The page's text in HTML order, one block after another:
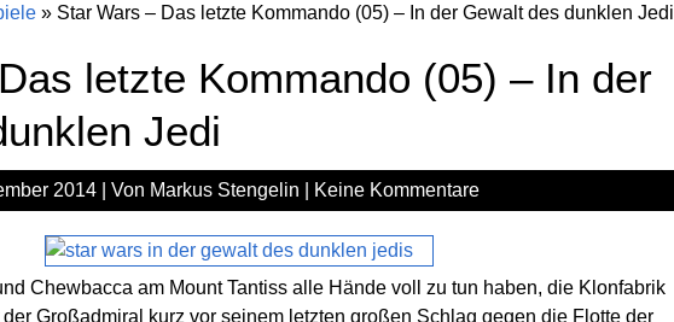
» Star Wars – Das letzte Kommando (05) – In der Gewalt des dunklen Jedi
letzte Kommando (05) – In der
Jedi
2014 | Von Markus Stengelin Keine Kommentare
Chewbacca am Mount Tantiss alle Hände voll zu tun haben, die Klonfabrik
Großadmiral kurz vor seinem letzten großen Schlag gegen die Flotte der